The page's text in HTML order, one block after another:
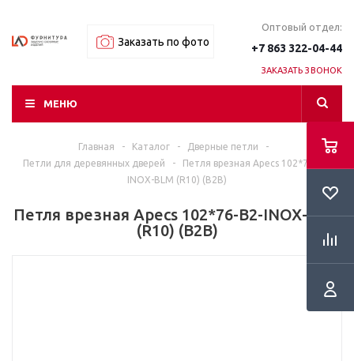
Заказать по фото
Оптовый отдел:
+7 863 322-04-44
ЗАКАЗАТЬ ЗВОНОК
МЕНЮ
Главная - Каталог - Дверные петли
-
Петли для деревянных дверей
-
Петля врезная Apecs 102*76-B2-
INOX-BLM (R10) (B2B)
Петля врезная Apecs 102*76-B2-INOX-BLM
(R10) (B2B)